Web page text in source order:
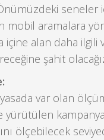
seneler
mobil aramalara
içine alan daha ilgili
şahit
var olan
yürütülen
ölçebilecek